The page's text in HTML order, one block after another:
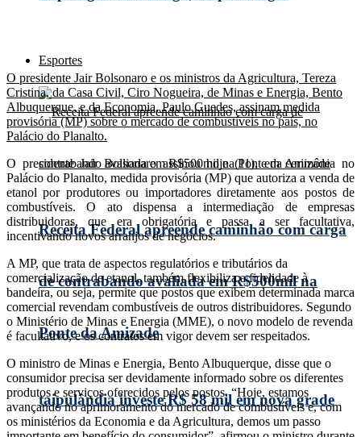
Esportes
Receita Federal apreende caminhão com carga
de contrabando avaliada em R$500mil na
Ponte da Amizade
taipulândia investe R$ 58 mil em nova grade
O presidente Jair Bolsonaro e os ministros da Agricultura, Tereza
Cristina, da Casa Civil, Ciro Nogueira, de Minas e Energia, Bento
Albuquerque, e da Economia, Paulo Guedes, assinam medida
provisória (MP) sobre o mercado de combustíveis no país, no
Palácio do Planalto.
O presidente Jair Bolsonaro assinou hoje (11), em cerimônia no
Palácio do Planalto, medida provisória (MP) que autoriza a venda de
etanol por produtores ou importadores diretamente aos postos de
combustíveis. O ato dispensa a intermediação de empresas
distribuidoras, que era obrigatória e passa a ser facultativa,
incentivando novos arranjos de negócios.
A MP, que trata de aspectos regulatórios e tributários da
comercialização de etanol, também flexibiliza a fidelidade à
bandeira, ou seja, permite que postos que exibem determinada marca
comercial revendam combustíveis de outros distribuidores. Segundo
o Ministério de Minas e Energia (MME), o novo modelo de revenda
é facultativo, e os contratos em vigor devem ser respeitados.
O ministro de Minas e Energia, Bento Albuquerque, disse que o
consumidor precisa ser devidamente informado sobre os diferentes
produtos e serviços oferecidos pelos postos. “Hoje, estamos
avançando no aprimoramento do mercado de combustíveis e, com
os ministérios da Economia e da Agricultura, demos um passo